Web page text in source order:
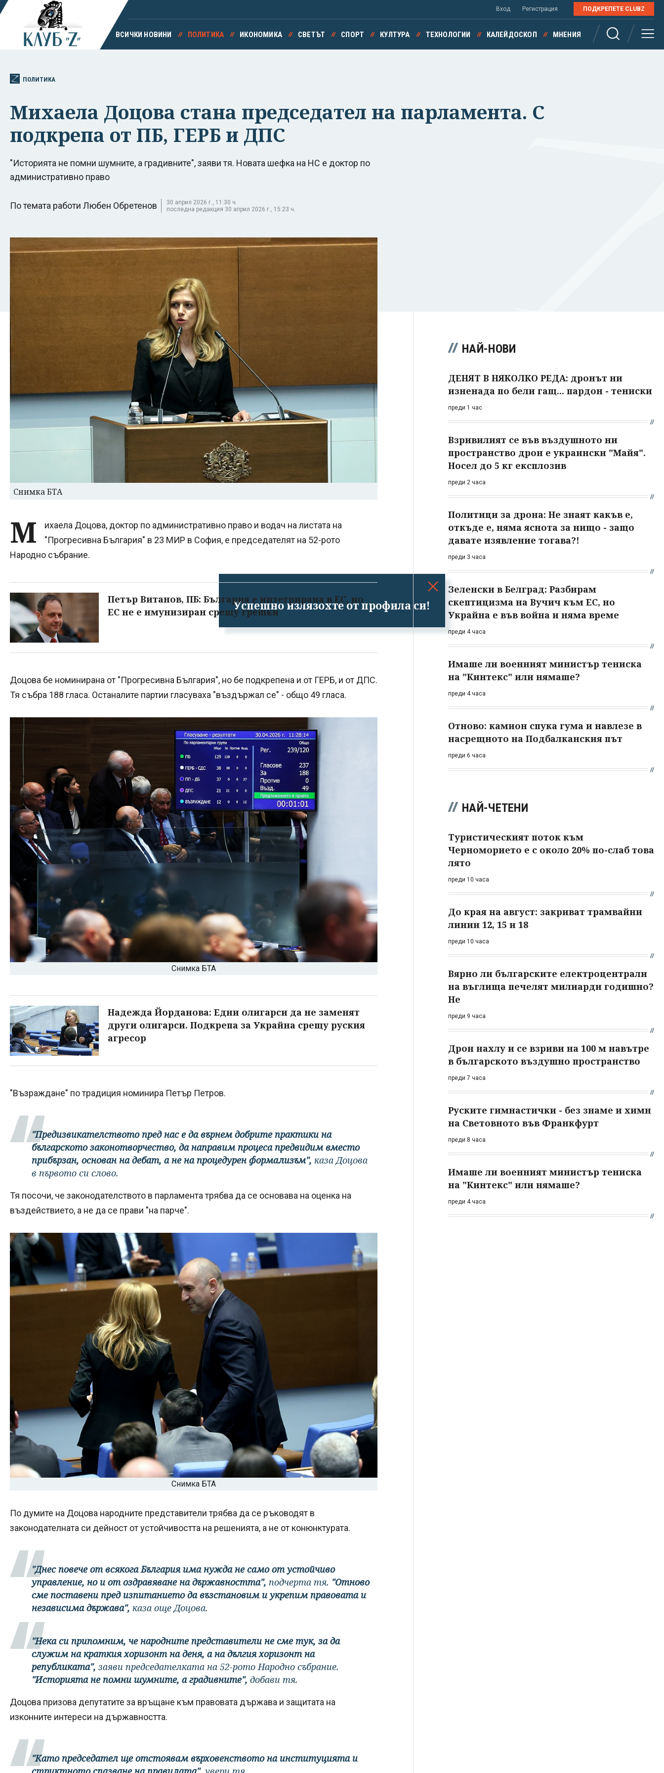
Успешно излязохте от профила си!
Вход Регистрация ПОДКРЕПЕТЕ CLUBZ
ВСИЧКИ НОВИНИ ПОЛИТИКА ИКОНОМИКА СВЕТЪТ СПОРТ КУЛТУРА ТЕХНОЛОГИИ КАЛЕЙДОСКОП МНЕНИЯ
ПОЛИТИКА
Михаела Доцова стана председател на парламента. С
подкрепа от ПБ, ГЕРБ и ДПС
"Историята не помни шумните, а градивните", заяви тя. Новата шефка на НС е доктор по
административно право
По темата работи Любен Обретенов
30 април 2026 г., 11:30 ч.
последна редакция 30 април 2026 г., 15:23 ч.
Снимка БТА
М
ихаела Доцова, доктор по административно право и водач на листата на
"Прогресивна България" в 23 МИР в София, е председателят на 52-рото
Народно събрание.
Петър Витанов, ПБ: България е интегрирана в ЕС, но
ЕС не е имунизиран срещу грешки
Доцова бе номинирана от "Прогресивна България", но бе подкрепена и от ГЕРБ, и от ДПС.
Тя събра 188 гласа. Останалите партии гласуваха "въздържал се" - общо 49 гласа.
Снимка БТА
Надежда Йорданова: Едни олигарси да не заменят
други олигарси. Подкрепа за Украйна срещу руския
агресор
"Възраждане" по традиция номинира Петър Петров.
"Предизвикателството пред нас е да върнем добрите практики на
българското законотворчество, да направим процеса предвидим вместо
прибързан, основан на дебат, а не на процедурен формализъм", каза Доцова
в първото си слово.
Тя посочи, че законодателството в парламента трябва да се основава на оценка на
въздействието, а не да се прави "на парче".
Снимка БТА
По думите на Доцова народните представители трябва да се ръководят в
законодателната си дейност от устойчивостта на решенията, а не от конюнктурата.
"Днес повече от всякога България има нужда не само от устойчиво
управление, но и от оздравяване на държавността", подчерта тя. "Отново
сме поставени пред изпитанието да възстановим и укрепим правовата и
независима държава", каза още Доцова.
"Нека си припомним, че народните представители не сме тук, за да
служим на краткия хоризонт на деня, а на дългия хоризонт на
републиката", заяви председателката на 52-рото Народно събрание.
"Историята не помни шумните, а градивните", добави тя.
Доцова призова депутатите за връщане към правовата държава и защитата на
изконните интереси на държавността.
"Като председател ще отстоявам върховенството на институцията и
НАЙ-НОВИ
ДЕНЯТ В НЯКОЛКО РЕДА: дронът ни
изненада по бели гащ... пардон - тениски
преди 1 час
Взривилият се във въздушното ни
пространство дрон е украински "Майя".
Носел до 5 кг експлозив
преди 2 часа
Политици за дрона: Не знаят какъв е,
откъде е, няма яснота за нищо - защо
давате изявление тогава?!
преди 3 часа
Зеленски в Белград: Разбирам
скептицизма на Вучич към ЕС, но
Украйна е във война и няма време
преди 4 часа
Имаше ли военният министър тениска
на "Кинтекс" или нямаше?
преди 4 часа
Отново: камион спука гума и навлезе в
насрещното на Подбалканския път
преди 6 часа
НАЙ-ЧЕТЕНИ
Туристическият поток към
Черноморието е с около 20% по-слаб това
лято
преди 10 часа
До края на август: закриват трамвайни
линии 12, 15 и 18
преди 10 часа
Вярно ли българските електроцентрали
на въглища печелят милиарди годишно?
Не
преди 9 часа
Дрон нахлу и се взриви на 100 м навътре
в българското въздушно пространство
преди 7 часа
Руските гимнастички - без знаме и химн
на Световното във Франкфурт
преди 8 часа
Имаше ли военният министър тениска
на "Кинтекс" или нямаше?
преди 4 часа